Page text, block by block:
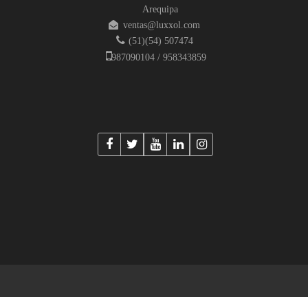
Arequipa
ventas@luxxol.com
(51)(54) 507474
987090104 / 958343859